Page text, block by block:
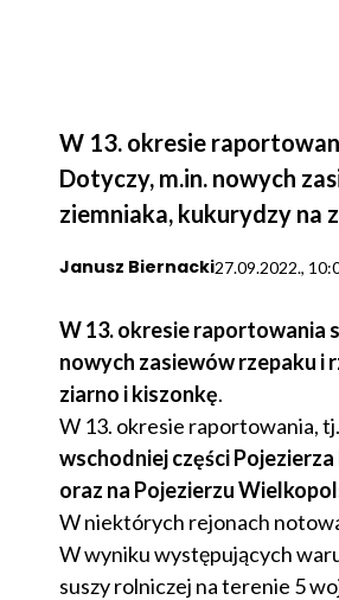
W 13. okresie
Dotyczy, m.in. nowych
ziemniaka, kukurydzy na
Janusz Biernacki27.09.2022.,
W 13. okresie raportowania
nowych zasiewów rzepaku i
ziarno i kiszonkę.
W 13. okresie raportowania,
wschodniej części
oraz na Pojezierzu
W niektórych rejonach
W wyniku występujących
suszy rolniczej na terenie 5